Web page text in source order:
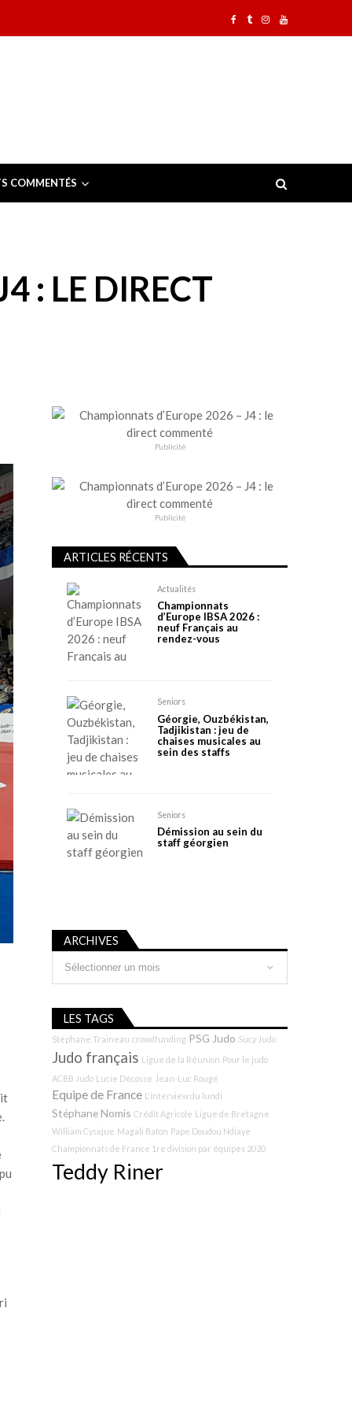
COMMENTÉS
: LE DIRECT
Publicité
Publicité
ARTICLES RÉCENTS
Actualités
Championnats
d’Europe IBSA 2026 :
neuf Français au
rendez-vous
Seniors
Géorgie, Ouzbékistan,
Tadjikistan : jeu de
chaises musicales au
sein des staffs
Seniors
Démission au sein du
staff géorgien
ARCHIVES
LES TAGS
Stéphane Traineau crowdfunding PSG Judo Sucy Judo
Judo français Ligue de la Réunion Pour le judo
ACBB Judo Lucie Décosse Jean-Luc Rougé
Equipe de France L'interview du lundi
Stéphane Nomis Crédit Agricole Ligue de Bretagne
William Cysique Magali Baton Pape Doudou Ndiaye
Championnats de France 1re division par équipes 2020
Teddy Riner